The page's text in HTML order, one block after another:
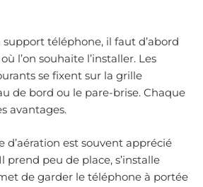
support téléphone, il faut d’abord
l’on souhaite l’installer. Les
se fixent sur la grille
de bord ou le pare-brise. Chaque
avantages.
d’aération est souvent apprécié
prend peu de place, s’installe
de garder le téléphone à portée